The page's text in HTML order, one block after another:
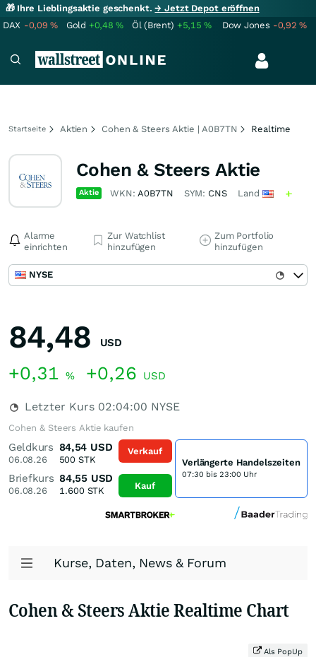
🎁 Ihre Lieblingsaktie geschenkt.→ Jetzt Depot eröffnen
DAX -0,09% Gold +0,48% Öl (Brent) +5,15% Dow Jones -0,92%
Startseite Aktien Cohen & Steers Aktie | A0B7TN Realtime
Cohen & Steers Aktie
Aktie WKN:A0B7TN SYM: CNS Land
Alarme
einrichten
Zur Watchlist
hinzufügen
Zum Portfolio
hinzufügen
NYSE
84,48 USD
+0,31 % +0,26 USD
Letzter Kurs 02:04:00 NYSE
Cohen & Steers Aktie kaufen
Geldkurs
06.08.26
84,54 USD
500 STK
Briefkurs
06.08.26
84,55 USD
1.600STK
Verkauf
Kauf
Verlängerte Handelszeiten
07:30 bis 23:00 Uhr
Kurse, Daten, News & Forum
Cohen & Steers Aktie Realtime Chart
Als PopUp